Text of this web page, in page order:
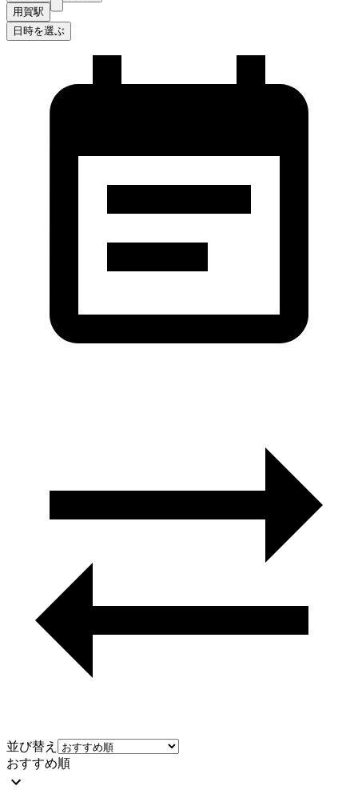
用賀駅
日時を選ぶ
並び替え
おすすめ順